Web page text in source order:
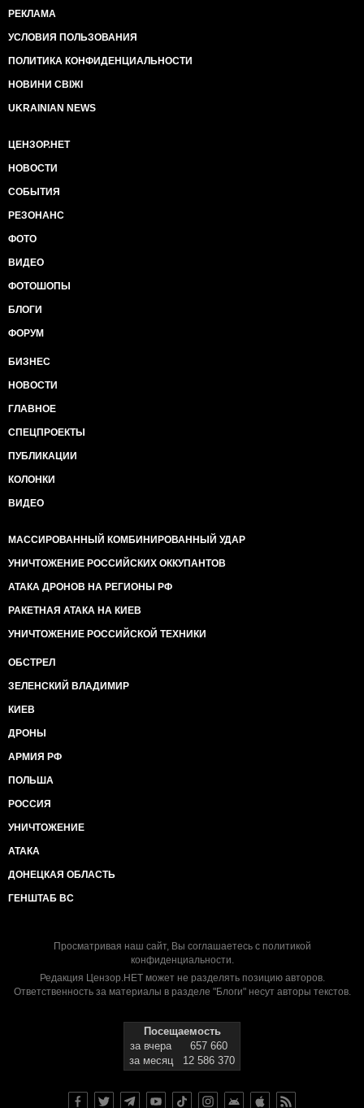
РЕКЛАМА
УСЛОВИЯ ПОЛЬЗОВАНИЯ
ПОЛИТИКА КОНФИДЕНЦИАЛЬНОСТИ
НОВИНИ СВІЖІ
UKRAINIAN NEWS
ЦЕНЗОР.НЕТ
НОВОСТИ
СОБЫТИЯ
РЕЗОНАНС
ФОТО
ВИДЕО
ФОТОШОПЫ
БЛОГИ
ФОРУМ
БИЗНЕС
НОВОСТИ
ГЛАВНОЕ
СПЕЦПРОЕКТЫ
ПУБЛИКАЦИИ
КОЛОНКИ
ВИДЕО
МАССИРОВАННЫЙ КОМБИНИРОВАННЫЙ УДАР
УНИЧТОЖЕНИЕ РОССИЙСКИХ ОККУПАНТОВ
АТАКА ДРОНОВ НА РЕГИОНЫ РФ
РАКЕТНАЯ АТАКА НА КИЕВ
УНИЧТОЖЕНИЕ РОССИЙСКОЙ ТЕХНИКИ
ОБСТРЕЛ
ЗЕЛЕНСКИЙ ВЛАДИМИР
КИЕВ
ДРОНЫ
АРМИЯ РФ
ПОЛЬША
РОССИЯ
УНИЧТОЖЕНИЕ
АТАКА
ДОНЕЦКАЯ ОБЛАСТЬ
ГЕНШТАБ ВС
Просматривая наш сайт, Вы соглашаетесь с политикой
конфиденциальности.
Редакция Цензор.НЕТ может не разделять позицию авторов.
Ответственность за материалы в разделе "Блоги" несут авторы текстов.
Посещаемость
за вчера
657 660
за месяц
12 586 370